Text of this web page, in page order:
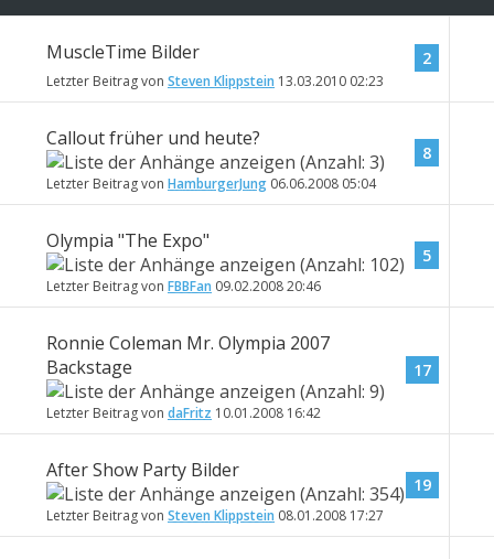
MuscleTime Bilder
Letzter Beitrag von Steven Klippstein 13.03.2010 02:23
2
Callout früher und heute?
Letzter Beitrag von HamburgerJung 06.06.2008 05:04
8
Olympia "The Expo"
Letzter Beitrag von FBBFan 09.02.200820:46
5
Ronnie Coleman Mr. Olympia 2007
Backstage
Letzter Beitrag von daFritz 10.01.2008 16:42
17
After Show Party Bilder
Letzter Beitrag von Steven Klippstein 08.01.2008 17:27
19